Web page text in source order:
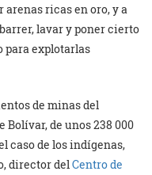
ricas en oro, y a
lavar y poner cierto
para explotarlas
de minas del
Bolívar, de unos 238 000
caso de los indígenas,
director del Centro de